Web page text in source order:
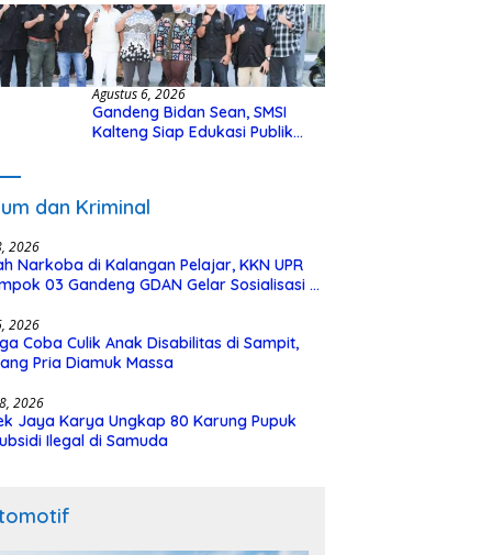
Hibah Rp40 Miliar
Agustus 6, 2026
Gandeng Bidan Sean, SMSI
Kalteng Siap Edukasi Publik
dan Kriminal
2026
Narkoba di Kalangan Pelajar, KKN UPR
03 Gandeng GDAN Gelar Sosialisasi di
2026
Coba Culik Anak Disabilitas di Sampit,
Pria Diamuk Massa
2026
Jaya Karya Ungkap 80 Karung Pupuk
Ilegal di Samuda